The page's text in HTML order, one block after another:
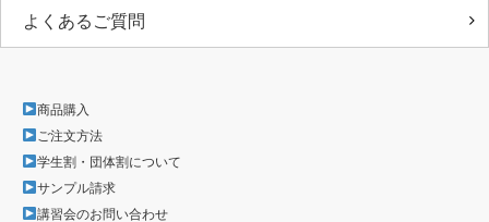
よくあるご質問
商品購入
ご注文方法
学生割・団体割について
サンプル請求
講習会のお問い合わせ